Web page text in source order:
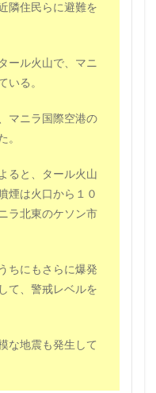
隣住民らに避難を
ール火山で、マニ
いる。
マニラ国際空港の
。
ると、タール火山
煙は火口から１０
ラ北東のケソン市
ちにもさらに爆発
て、警戒レベルを
な地震も発生して